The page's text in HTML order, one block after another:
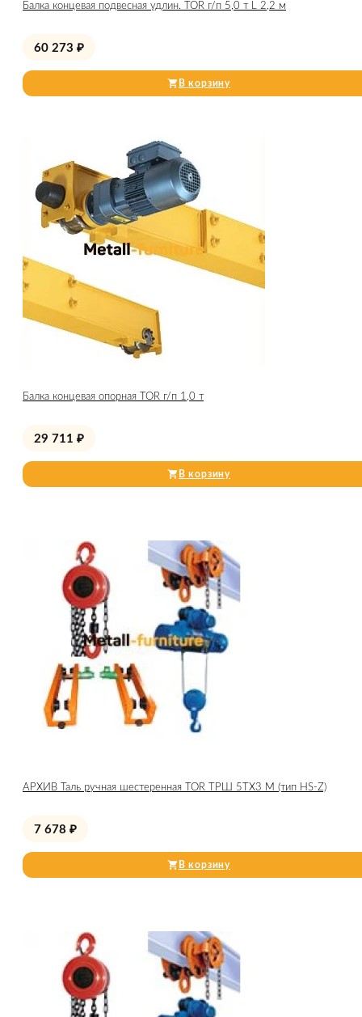
Балка концевая подвесная удлин. TOR г/п 5,0 т L 2,2 м
60 273 ₽
В корзину
Балка концевая опорная TOR г/п 1,0 т
29 711 ₽
В корзину
АРХИВ Таль ручная шестеренная TOR ТРШ 5ТХ3 М (тип HS-Z)
7 678 ₽
В корзину